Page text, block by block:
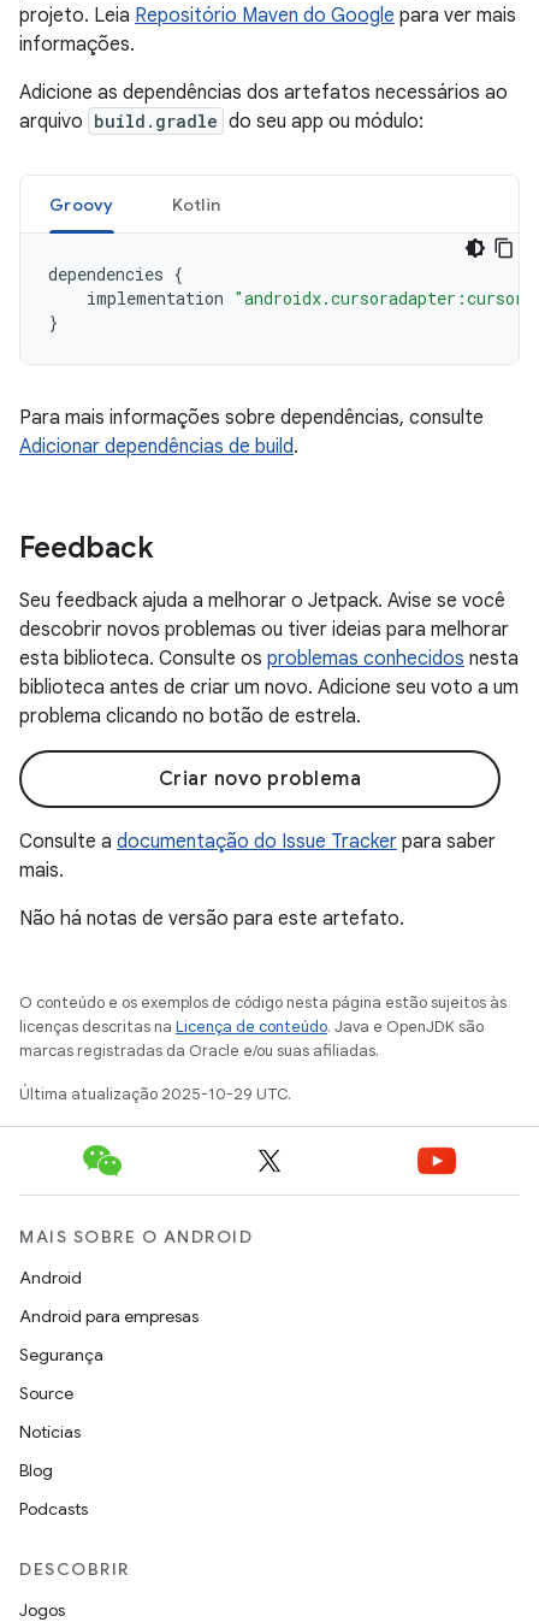
projeto. Leia Repositório Maven do Google para ver mais
informações.
Adicione as dependências dos artefatos necessários ao
arquivo build.gradle do seu app ou módulo:
Groovy Kotlin
dependencies {
implementation
}
Para mais informações sobre dependências, consulte
Adicionar dependências de build.
Feedback
Seu feedback ajuda a melhorar o Jetpack. Avise se você
descobrir novos problemas ou tiver ideias para melhorar
esta biblioteca. Consulte os problemas conhecidos nesta
biblioteca antes de criar um novo. Adicione seu voto a um
problema clicando no botão de estrela.
Criar novo problema
Consulte a documentação do Issue Tracker para saber
mais.
Não há notas de versão para este artefato.
O conteúdo e os exemplos de código nesta página estão sujeitos às
licenças descritas na Licença de conteúdo. Java e OpenJDK são
marcas registradas da Oracle e/ou suas afiliadas.
Última atualização 2025-10-29 UTC.
MAIS SOBRE O ANDROID
Android
Android para empresas
Segurança
Source
Notícias
Blog
Podcasts
DESCOBRIR
Jogos